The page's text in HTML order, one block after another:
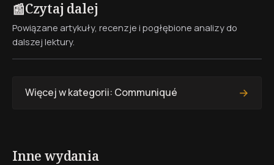
📰Czytaj dalej
Powiązane artykuły, recenzje i pogłębione analizy do
dalszej lektury.
Więcej w kategorii: Communiqué →
Inne wydania